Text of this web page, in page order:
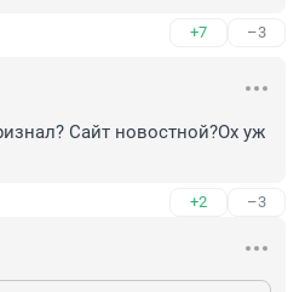
+7 –3
Сайт новостной?Ох уж
+2 –3